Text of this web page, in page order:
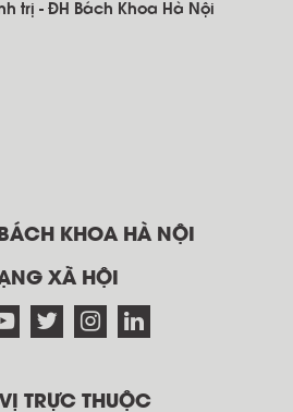
trị - ĐH Bách Khoa Hà Nội
KHOA HÀ NỘI
XÃ HỘI
TRỰC THUỘC